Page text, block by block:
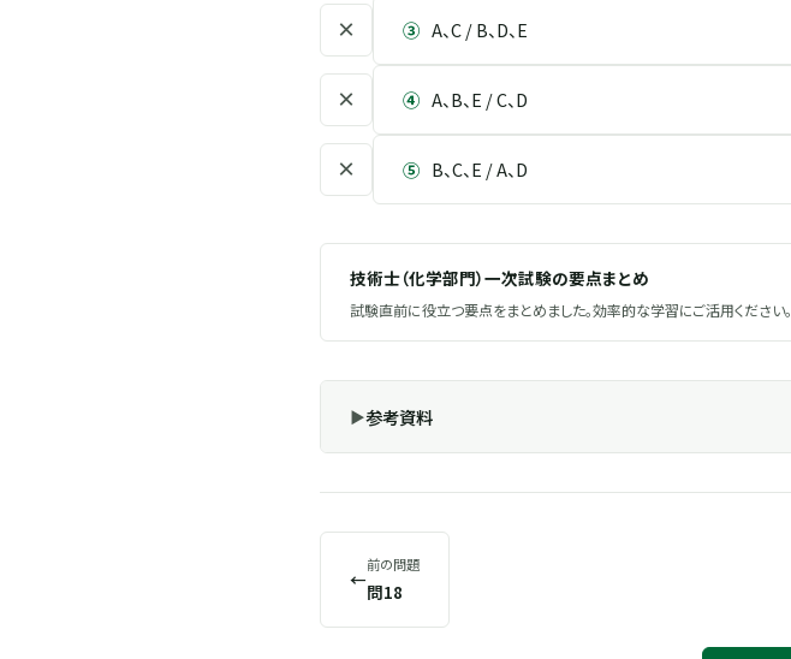
× ③ A、C / B、D、E
× ④ A、B、E / C、D
× ⑤ B、C、E / A、D
技術士（化学部門）一次試験の要点まとめ
試験直前に役立つ要点をまとめました。効率的な学習にご活用ください。
参考資料
←
前の問題
問18